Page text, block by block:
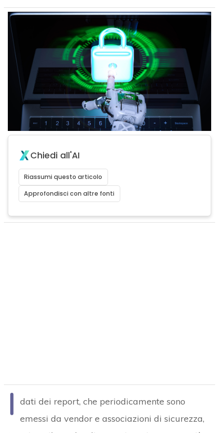
Chiedi all'AI
Riassumi questo articolo
Approfondisci con altre fonti
I dati dei report, che periodicamente sono
emessi da vendor e associazioni di sicurezza,